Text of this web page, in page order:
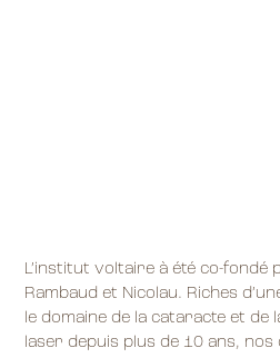
L’institut voltaire à été co-fondé
Rambaud et Nicolau. Riches
le domaine de la cataracte et
laser depuis plus de 10 ans,